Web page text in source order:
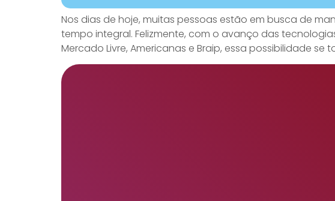
Nos dias de hoje, muitas pessoas estão em busca de
tempo integral. Felizmente, com o avanço das
Mercado Livre, Americanas e Braip, essa possibilidade se